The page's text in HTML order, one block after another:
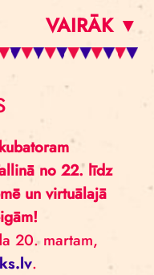
VAIRĀK ▼
no 22. līdz
un virtuālajā
20. martam,
.